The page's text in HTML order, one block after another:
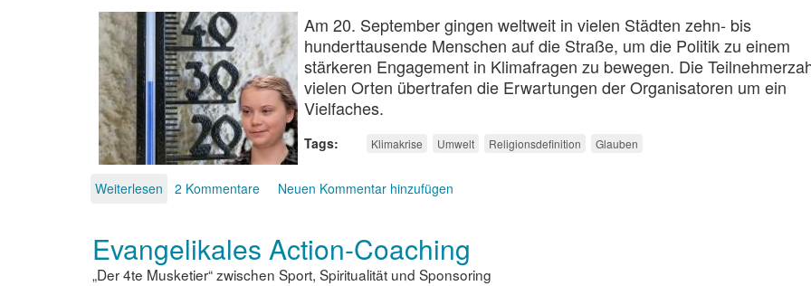
Am 20. September gingen weltweit in vielen Städten zehn- bis
hunderttausende Menschen auf die Straße, um die Politik zu einem
stärkeren Engagement in Klimafragen zu bewegen. Die
vielen Orten übertrafen die Erwartungen der Organisatoren um ein
Vielfaches.
Tags Klimakrise Umwelt Religionsdefinition Glauben
Weiterlesen über
Greta?
2 Kommentare Neuen Kommentar hinzufügen
Evangelikales Action-Coaching
„Der 4te Musketier“ zwischen Sport, Spiritualität und Sponsoring